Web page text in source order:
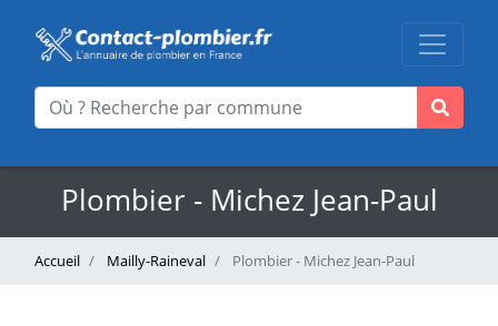
Plombier - Michez Jean-Paul
Accueil Mailly-Raineval Plombier - Michez Jean-Paul